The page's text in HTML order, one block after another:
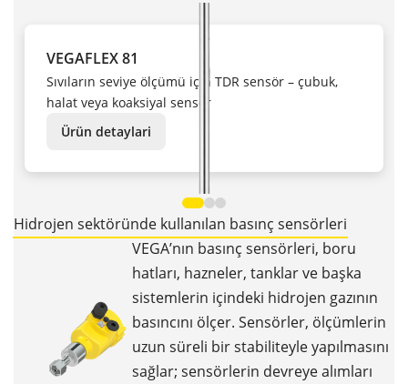
VEGAFLEX 81
Sıvıların seviye ölçümü için TDR sensör – çubuk,
halat veya koaksiyal sensör
Ürün detaylari
Hidrojen sektöründe kullanılan basınç sensörleri
VEGA’nın basınç sensörleri, boru
hatları, hazneler, tanklar ve başka
sistemlerin içindeki hidrojen gazının
basıncını ölçer. Sensörler, ölçümlerin
uzun süreli bir stabiliteyle yapılmasını
sağlar; sensörlerin devreye alımları